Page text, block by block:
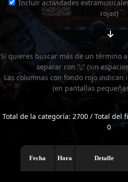
Incluir actividades
rojas)
Si quieres buscar más de un término
separar con ";" (sin
Las columnas con fondo rojo indican
(en pantallas
Total de la categoría: 2700 / Total del
0
Fecha Hora Detalle